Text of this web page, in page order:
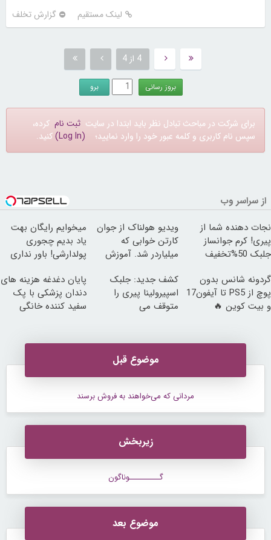
لینک مستقیم گزارش تخلف
4 از 4
برای شرکت در مباحث تبادل نظر باید ابتدا در سایت ثبت نام کرده،
سپس نام کاربری و کلمه عبور خود را وارد نمایید؛ (Log In) کنید.
از سراسر وب
نجات دهنده شما از
پیری! کرم جوانساز
جلبک 50%تخفیف
ویدیو هولناک از جوان
کارتن خوابی که
میلیاردر شد. آموزش
میخوایم رایگان بهت
یاد بدیم چجوری
پولدارشی! باور نداری
گردونه شانس بدون
پوچ از PS5 تا آیفون17
و بیت کوین 🔥
کشف جدید: جلبک
اسپیرولینا پیری را
متوقف می
پایان دغدغه هزینه های
دندان پزشکی با پک
سفید کننده خانگی
موضوع قبل
مردانی که می‌خواهند به فروش برسند
زیربخش
گــــــــــوناگون
موضوع بعد